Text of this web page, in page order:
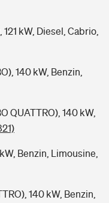
kW, Diesel, Cabrio,
140 kW, Benzin,
QUATTRO), 140 kW,
Benzin, Limousine,
140 kW, Benzin,